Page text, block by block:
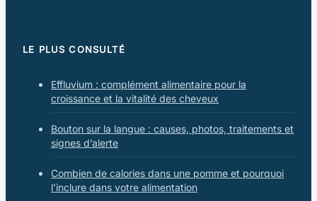
LE PLUS CONSULTÉ
Effluvium : complément alimentaire pour la
croissance et la vitalité des cheveux
Bouton sur la langue : causes, photos, traitements et
signes d’alerte
Combien de calories dans une pomme et pourquoi
l’inclure dans votre alimentation